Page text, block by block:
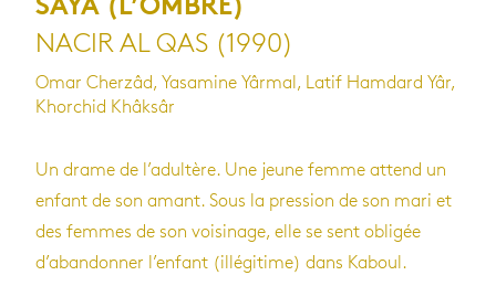
SÂYA (L’OMBRE)
NACIR AL QAS (1990)
Omar Cherzâd, Yasamine Yârmal, Latif Hamdard Yâr,
Khorchid Khâksâr
Un drame de l’adultère. Une jeune femme attend un
enfant de son amant. Sous la pression de son mari et
des femmes de son voisinage, elle se sent obligée
d’abandonner l’enfant (illégitime) dans Kaboul.